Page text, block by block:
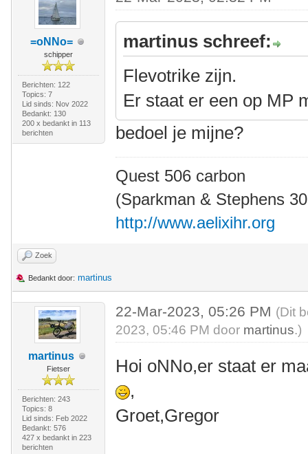
=oNNo=
schipper
Berichten: 122
Topics: 7
Lid sinds: Nov 2022
Bedankt: 130
200 x bedankt in 113
berichten
martinus schreef:
Flevotrike zijn.
Er staat er een op MP
bedoel je mijne?
Quest 506 carbon
(Sparkman & Stephens
http://www.aelixihr.org
Zoek
Bedankt door: martinus
martinus
Fietser
Berichten: 243
Topics: 8
Lid sinds: Feb 2022
Bedankt: 576
427 x bedankt in 223
berichten
22-Mar-2023, 05:26 PM (Dit
2023, 05:46 PM door martinus.)
Hoi oNNo,er staat er
,
Groet,Gregor